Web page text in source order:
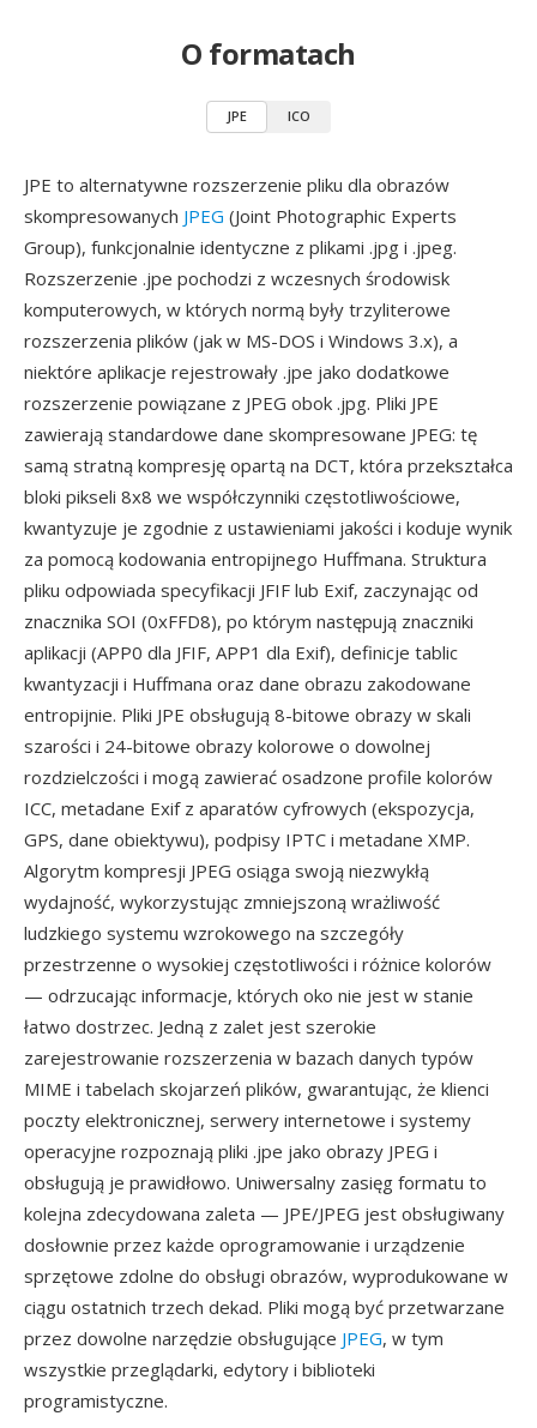
O formatach
JPE ICO
JPE to alternatywne rozszerzenie pliku dla obrazów
skompresowanych JPEG (Joint Photographic Experts
Group), funkcjonalnie identyczne z plikami .jpg i .jpeg.
Rozszerzenie .jpe pochodzi z wczesnych środowisk
komputerowych, w których normą były trzyliterowe
rozszerzenia plików (jak w MS-DOS i Windows 3.x), a
niektóre aplikacje rejestrowały .jpe jako dodatkowe
rozszerzenie powiązane z JPEG obok .jpg. Pliki JPE
zawierają standardowe dane skompresowane JPEG: tę
samą stratną kompresję opartą na DCT, która przekształca
bloki pikseli 8x8 we współczynniki częstotliwościowe,
kwantyzuje je zgodnie z ustawieniami jakości i koduje wynik
za pomocą kodowania entropijnego Huffmana. Struktura
pliku odpowiada specyfikacji JFIF lub Exif, zaczynając od
znacznika SOI (0xFFD8), po którym następują znaczniki
aplikacji (APP0 dla JFIF, APP1 dla Exif), definicje tablic
kwantyzacji i Huffmana oraz dane obrazu zakodowane
entropijnie. Pliki JPE obsługują 8-bitowe obrazy w skali
szarości i 24-bitowe obrazy kolorowe o dowolnej
rozdzielczości i mogą zawierać osadzone profile kolorów
ICC, metadane Exif z aparatów cyfrowych (ekspozycja,
GPS, dane obiektywu), podpisy IPTC i metadane XMP.
Algorytm kompresji JPEG osiąga swoją niezwykłą
wydajność, wykorzystując zmniejszoną wrażliwość
ludzkiego systemu wzrokowego na szczegóły
przestrzenne o wysokiej częstotliwości i różnice kolorów
— odrzucając informacje, których oko nie jest w stanie
łatwo dostrzec. Jedną z zalet jest szerokie
zarejestrowanie rozszerzenia w bazach danych typów
MIME i tabelach skojarzeń plików, gwarantując, że klienci
poczty elektronicznej, serwery internetowe i systemy
operacyjne rozpoznają pliki .jpe jako obrazy JPEG i
obsługują je prawidłowo. Uniwersalny zasięg formatu to
kolejna zdecydowana zaleta — JPE/JPEG jest obsługiwany
dosłownie przez każde oprogramowanie i urządzenie
sprzętowe zdolne do obsługi obrazów, wyprodukowane w
ciągu ostatnich trzech dekad. Pliki mogą być przetwarzane
przez dowolne narzędzie obsługujące JPEG, w tym
wszystkie przeglądarki, edytory i biblioteki
programistyczne.